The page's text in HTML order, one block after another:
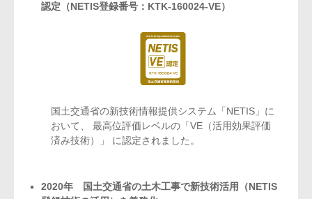
認定（NETIS登録番号：KTK-160024-VE）
国土交通省の新技術情報提供システム「NETIS」に
おいて、
最高位評価レベルの「VE（活用効果評価
済み技術）」
に認定されました。
2020年 国土交通省の土木工事で新技術活用（NETIS